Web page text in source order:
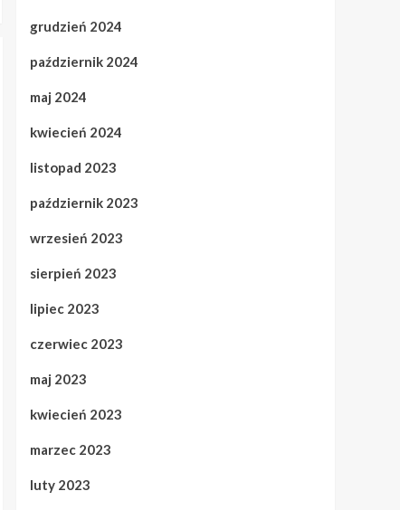
grudzień 2024
październik 2024
maj 2024
kwiecień 2024
listopad 2023
październik 2023
wrzesień 2023
sierpień 2023
lipiec 2023
czerwiec 2023
maj 2023
kwiecień 2023
marzec 2023
luty 2023